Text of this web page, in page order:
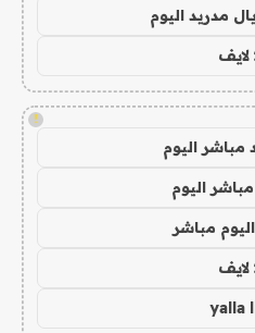
مدريد اليوم
لايف
!
مباشر اليوم
اليوم
مباشر
لايف
yalla